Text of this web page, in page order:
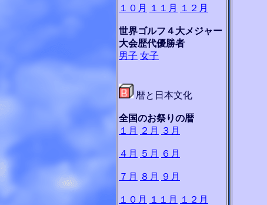
１０月 １１月 １２月
世界ゴルフ４大メジャー
大会歴代優勝者
男子 女子
暦と日本文化
全国のお祭りの暦
１月
２月 ３月
４月 ５月 ６月
７月 ８月 ９月
１０月 １１月 １２月